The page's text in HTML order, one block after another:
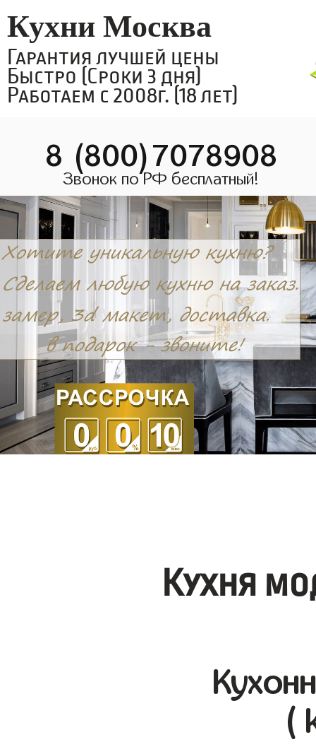
Кухни Москва
Гарантия лучшей цены
Быстро (Сроки 3 дня)
Работаем с 2008г. (18 лет)
8 (800)7078908
Звонок по РФ бесплатный!
Кухня
(